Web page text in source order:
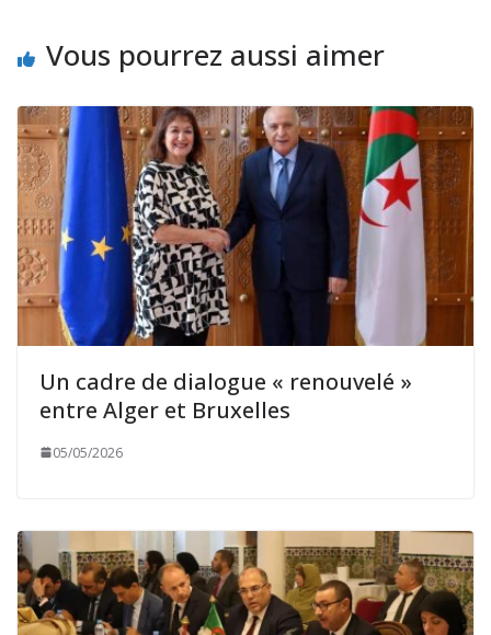
Vous pourrez aussi aimer
Un cadre de dialogue « renouvelé »
entre Alger et Bruxelles
05/05/2026